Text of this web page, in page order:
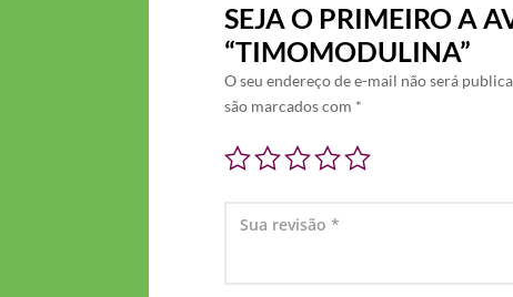
SEJA O PRIMEIRO A
“TIMOMODULINA”
O seu endereço de e-mail não será
são marcados com *